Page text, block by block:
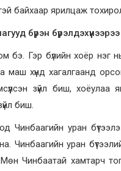
байхаар ярилцаж
бүрэн
бэ. Гэр бүлийн хоёр нэг
хүнд хагалгаанд
зүйл биш,
биш.
Чинбаагийн уран
Чинбаагийн уран
Чинбаатай хамтарч